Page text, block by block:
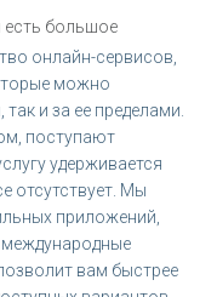
есть большое
онлайн-сервисов,
можно
и за ее пределами.
поступают
удерживается
отсутствует. Мы
приложений,
международные
вам быстрее